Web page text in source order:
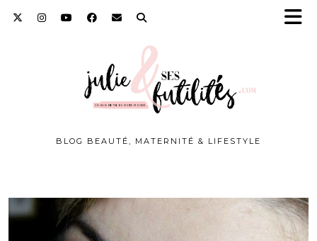
BLOG BEAUTÉ, MATERNITÉ & LIFESTYLE